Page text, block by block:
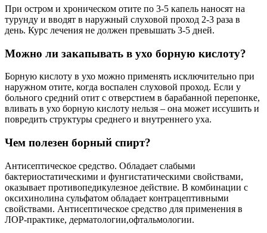
При остром и хроническом отите по 3-5 капель наносят на
турунду и вводят в наружный слуховой проход 2-3 раза в
день. Курс лечения не должен превышать 3-5 дней.
Можно ли закапывать в ухо борную кислоту?
Борную кислоту в ухо можно применять исключительно при
наружном отите, когда воспален слуховой проход. Если у
больного средний отит с отверстием в барабанной перепонке,
вливать в ухо борную кислоту нельзя – она может иссушить и
повредить структуры среднего и внутреннего уха.
Чем полезен борный спирт?
Антисептическое средство. Обладает слабыми
бактериостатическими и фунгистатическими свойствами,
оказывает противопедикулезное действие. В комбинации с
оксихинолина сульфатом обладает контрацептивными
свойствами. Антисептическое средство для применения в
ЛОР-практике, дерматологии,офтальмологии.